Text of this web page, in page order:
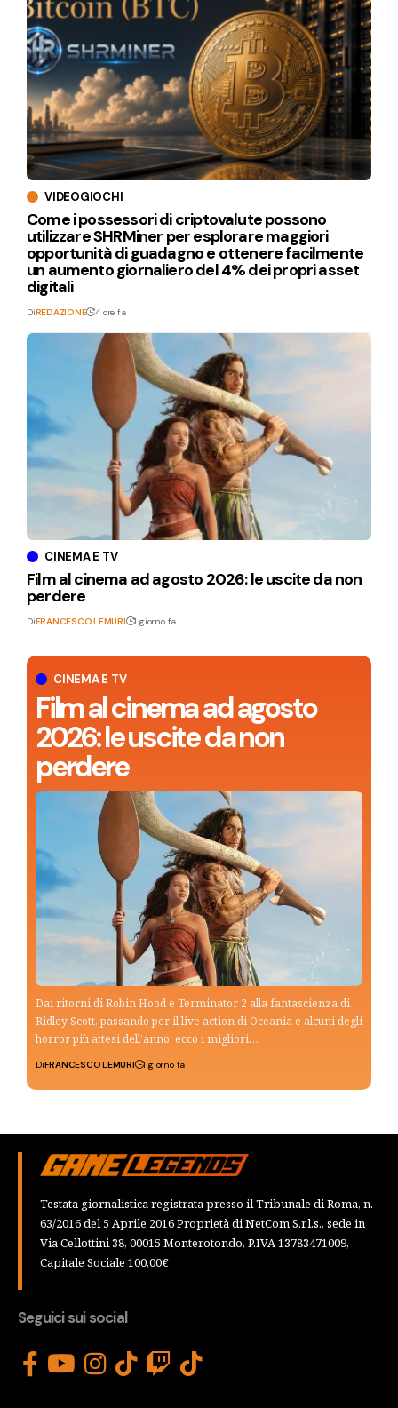
CINEMA E TV
Film al cinema ad agosto
2026: le uscite da non
perdere
Dai ritorni di Robin Hood e Terminator 2 alla fantascienza di
Ridley Scott, passando per il live action di Oceania e alcuni degli
horror più attesi dell’anno: ecco i migliori…
DiFRANCESCO LEMURI 1 giorno fa
VIDEOGIOCHI
Come i possessori di criptovalute possono
utilizzare SHRMiner per esplorare maggiori
opportunità di guadagno e ottenere facilmente
un aumento giornaliero del 4% dei propri asset
digitali
DiREDAZIONE 4 ore fa
CINEMA E TV
Film al cinema ad agosto 2026: le uscite da non
perdere
DiFRANCESCO LEMURI 1 giorno fa
Testata giornalistica registrata presso il Tribunale di Roma, n.
63/2016 del 5 Aprile 2016 Proprietà di NetCom S.r.l.s., sede in
Via Cellottini 38, 00015 Monterotondo, P.IVA 13783471009,
Capitale Sociale 100,00€
Seguici sui social